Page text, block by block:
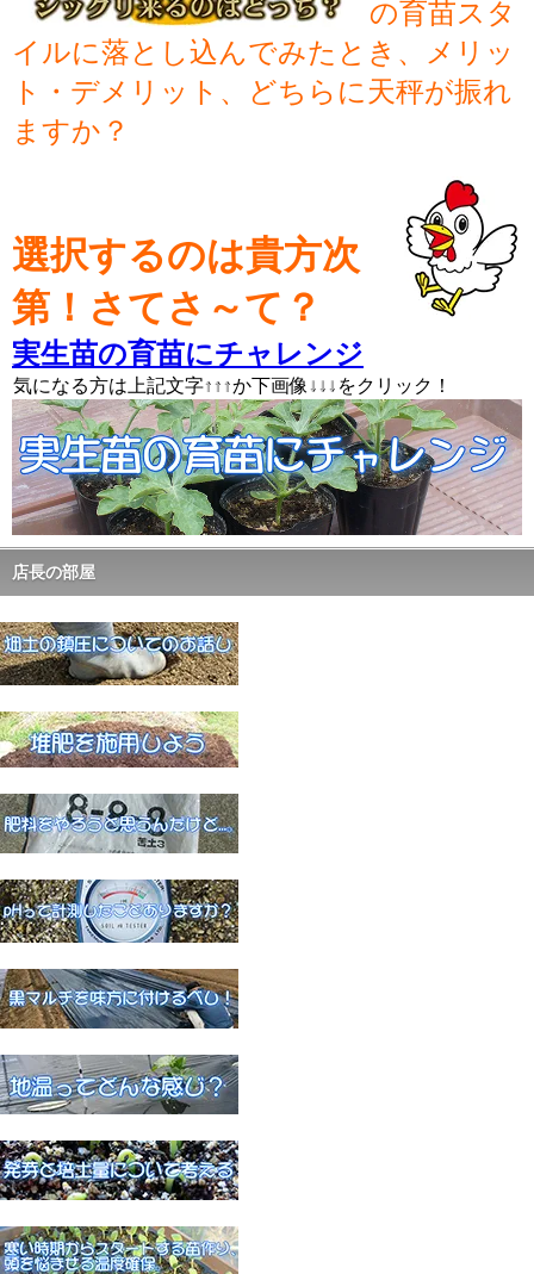
の育苗スタ
イルに落とし込んでみたとき、メリッ
ト・デメリット、どちらに天秤が振れ
ますか？
選択するのは貴方次
第！さてさ～て？
実生苗の育苗にチャレンジ
気になる方は上記文字↑↑↑か下画像↓↓↓をクリック！
↑↑↑ ↓↓↓
店長の部屋